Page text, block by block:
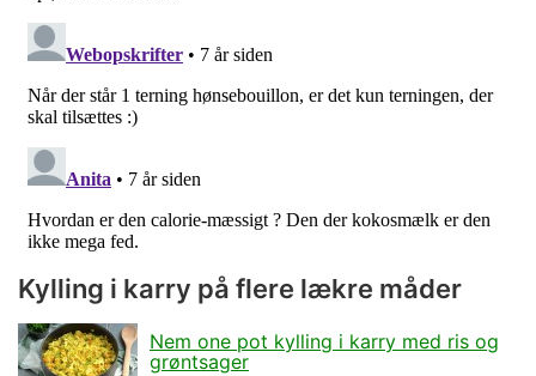
Kylling i karry på flere lækre måder
Nem one pot kylling i karry med ris og
grøntsager